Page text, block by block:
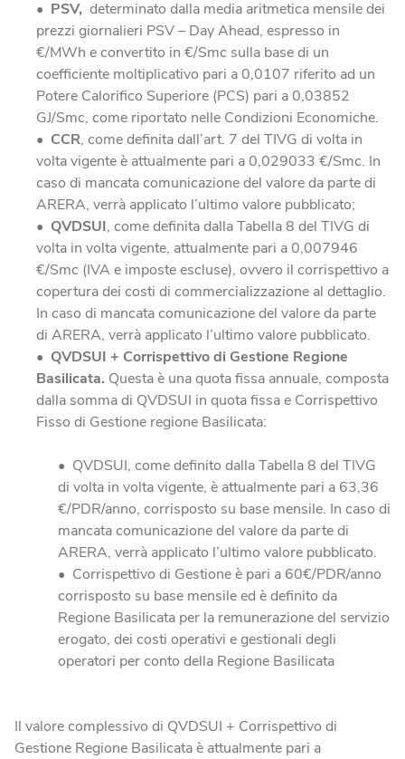
PSV, determinato dalla media aritmetica mensile dei
prezzi giornalieri PSV – Day Ahead, espresso in
€/MWh e convertito in €/Smc sulla base di un
coefficiente moltiplicativo pari a 0,0107 riferito ad un
Potere Calorifico Superiore (PCS) pari a 0,03852
GJ/Smc, come riportato nelle Condizioni Economiche.
CCR, come definita dall’art. 7 del TIVG di volta in
volta vigente è attualmente pari a 0,029033 €/Smc. In
caso di mancata comunicazione del valore da parte di
ARERA, verrà applicato l’ultimo valore pubblicato;
QVDSUI, come definita dalla Tabella 8 del TIVG di
volta in volta vigente, attualmente pari a 0,007946
€/Smc (IVA e imposte escluse), ovvero il corrispettivo a
copertura dei costi di commercializzazione al dettaglio.
In caso di mancata comunicazione del valore da parte
di ARERA, verrà applicato l’ultimo valore pubblicato.
QVDSUI + Corrispettivo di Gestione Regione
Basilicata. Questa è una quota fissa annuale, composta
dalla somma di QVDSUI in quota fissa e Corrispettivo
Fisso di Gestione regione Basilicata:
QVDSUI, come definito dalla Tabella 8 del TIVG
di volta in volta vigente, è attualmente pari a 63,36
€/PDR/anno, corrisposto su base mensile. In caso di
mancata comunicazione del valore da parte di
ARERA, verrà applicato l’ultimo valore pubblicato.
Corrispettivo di Gestione è pari a 60€/PDR/anno
corrisposto su base mensile ed è definito da
Regione Basilicata per la remunerazione del servizio
erogato, dei costi operativi e gestionali degli
operatori per conto della Regione Basilicata
Il valore complessivo di QVDSUI + Corrispettivo di
Gestione Regione Basilicata è attualmente pari a